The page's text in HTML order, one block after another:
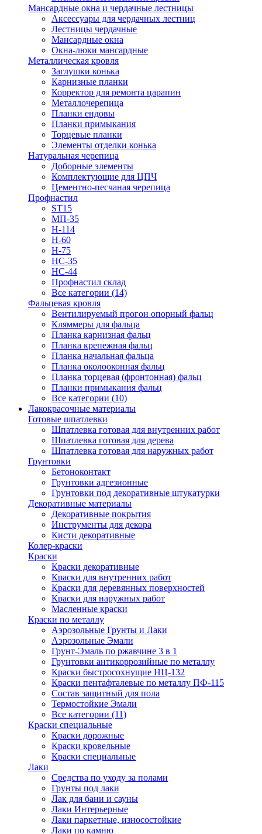
Мансардные окна и чердачные лестницы
Аксессуары для чердачных лестниц
Лестницы чердачные
Мансардные окна
Окна-люки мансардные
Металлическая кровля
Заглушки конька
Карнизные планки
Корректор для ремонта царапин
Металлочерепица
Планки ендовы
Планки примыкания
Торцевые планки
Элементы отделки конька
Натуральная черепица
Доборные элементы
Комплектующие для ЦПЧ
Цементно-песчаная черепица
Профнастил
ST15
МП-35
Н-114
Н-60
Н-75
НС-35
НС-44
Профнастил склад
Все категории (14)
Фальцевая кровля
Вентилируемый прогон опорный фальц
Кляммеры для фальца
Планка карнизная фальц
Планка крепежная фальц
Планка начальная фальца
Планка околооконная фальц
Планка торцевая (фронтонная) фальц
Планки примыкания фальц
Все категории (10)
Лакокрасочные материалы
Готовые шпатлевки
Шпатлевка готовая для внутренних работ
Шпатлевка готовая для дерева
Шпатлевка готовая для наружных работ
Грунтовки
Бетоноконтакт
Грунтовки адгезионные
Грунтовки под декоративные штукатурки
Декоративные материалы
Декоративные покрытия
Инструменты для декора
Кисти декоративные
Колер-краски
Краски
Краски декоративные
Краски для внутренних работ
Краски для деревянных поверхностей
Краски для наружных работ
Масленные краски
Краски по металлу
Аэрозольные Грунты и Лаки
Аэрозольные Эмали
Грунт-Эмаль по ржавчине 3 в 1
Грунтовки антикоррозийные по металлу
Краски быстросохнущие НЦ-132
Краски пентафталевые по металлу ПФ-115
Состав защитный для пола
Термостойкие Эмали
Все категории (11)
Краски специальные
Краски дорожные
Краски кровельные
Краски специальные
Лаки
Cредства по уходу за полами
Грунты под лаки
Лак для бани и сауны
Лаки Интерьерные
Лаки паркетные, износостойкие
Лаки по камню